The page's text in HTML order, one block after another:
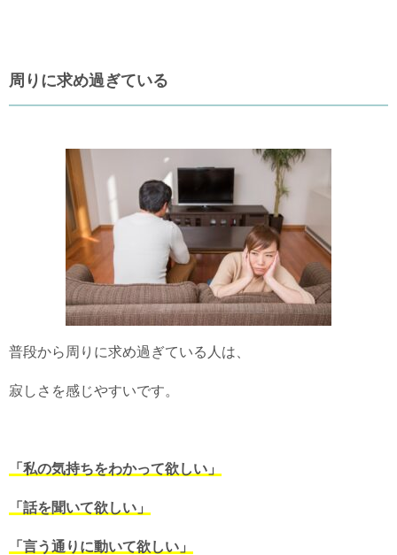
周りに求め過ぎている
普段から周りに求め過ぎている人は、
寂しさを感じやすいです。
「私の気持ちをわかって欲しい」
「話を聞いて欲しい」
「言う通りに動いて欲しい」